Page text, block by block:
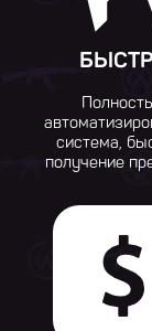
система,
получение